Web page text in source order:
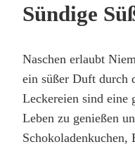
Sündige
Naschen erlaubt
ein süßer Duft durch
Leckereien sind eine
Leben zu genießen
Schokoladenkuchen,